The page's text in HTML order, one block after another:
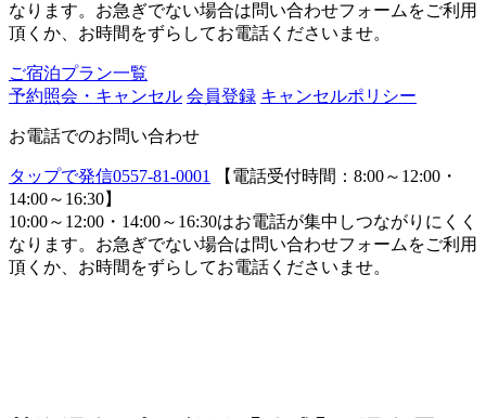
なります。お急ぎでない場合は問い合わせフォームをご利用
頂くか、お時間をずらしてお電話くださいませ。
ご宿泊プラン一覧
予約照会・キャンセル 会員登録 キャンセルポリシー
お電話でのお問い合わせ
タップで発信0557-81-0001
【電話受付時間：8:00～12:00・
14:00～16:30】
10:00～12:00・14:00～16:30はお電話が集中しつながりにくく
なります。お急ぎでない場合は問い合わせフォームをご利用
頂くか、お時間をずらしてお電話くださいませ。